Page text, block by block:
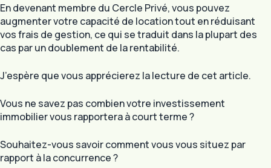
En devenant membre du Cercle Privé, vous pouvez
augmenter votre capacité de location tout en réduisant
vos frais de gestion, ce qui se traduit dans la plupart des
cas par un doublement de la rentabilité.
J’espère que vous apprécierez la lecture de cet article.
Vous ne savez pas combien votre investissement
immobilier vous rapportera à court terme ?
Souhaitez-vous savoir comment vous vous situez par
rapport à la concurrence ?